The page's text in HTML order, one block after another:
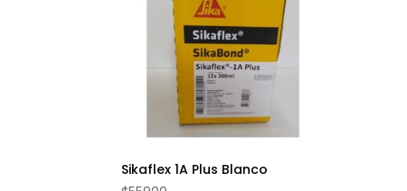
Sikaflex 1A Plus Blanco